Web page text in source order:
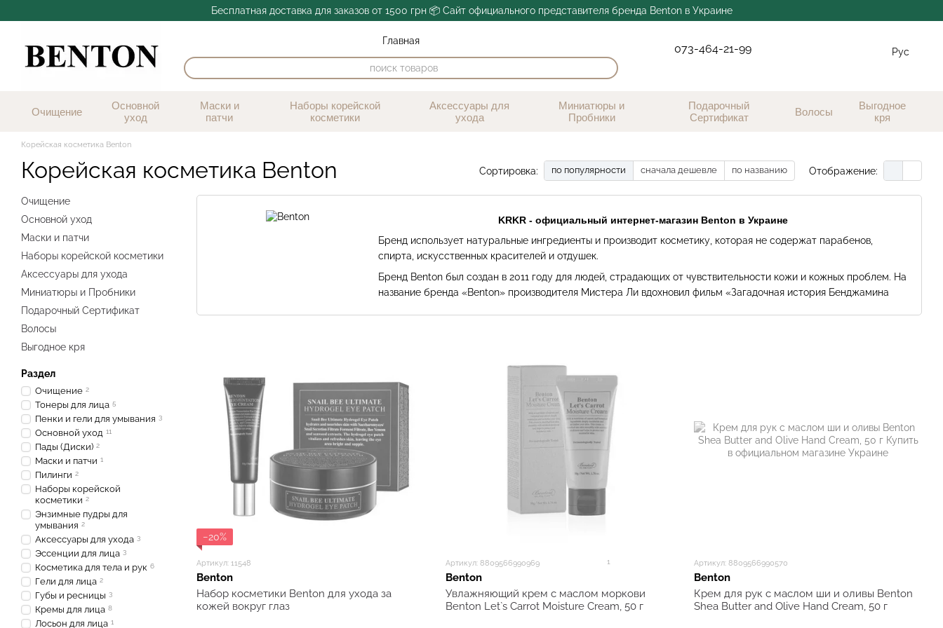
Бесплатная доставка для заказов от 1500 грн 📦 Сайт официального представителя бренда Benton в Украине
Главная
073-464-21-99 Рус
Очищение
Основной
уход
Маски и
патчи
Наборы корейской
косметики
Аксессуары для
ухода
Миниатюры и
Пробники
Подарочный
Сертификат
Волосы
Выгодное
кря
Корейская косметика Benton
Корейская косметика Benton Сортировка: по популярности сначала дешевле по названию Отображение:
KRKR - официальный интернет-магазин Benton в Украине
Бренд использует натуральные ингредиенты и производит косметику, которая не содержат парабенов,
спирта, искусственных красителей и отдушек.
Бренд Benton был создан в 2011 году для людей, страдающих от чувствительности кожи и кожных проблем. На
название бренда «Benton» производителя Мистера Ли вдохновил фильм «Загадочная история Бенджамина
«Каждый человек хочет быть красивым и молодым, так повернем время вспять с экологическими полезными
продуктами» — таков девиз Benton.
Vegan / Cruelty Free/ CPNP
Главное преимущество корейского бренда Benton - работающие и натуральные ингредиенты, качество
которых подтверждено международными сертификатами USDA и ECOCERT, GMP и FDA, CPNP и Cruelty free.
Международная сертификация продукции Benton:
хозяйства США USDA organic. Все требования получения сертификата USDA organic закреплены на
государственном уровне.
Сертификат USDA подтверждает отсутствие в косметике Benton химически синтезированных
−20%
Артикул: 11548
Benton
Набор косметики Benton для ухода за
кожей вокруг глаз
Артикул: 8809566990969 1
Benton
Увлажняющий крем с маслом моркови
Benton Let`s Carrot Moisture Cream, 50 г
Артикул: 8809566990570
Benton
Крем для рук с маслом ши и оливы Benton
Shea Butter and Olive Hand Cream, 50 г
Очищение
Основной уход
Маски и патчи
Наборы корейской косметики
Аксессуары для ухода
Миниатюры и Пробники
Подарочный Сертификат
Волосы
Выгодное кря
Раздел
Очищение 2
Тонеры для лица 5
Пенки и гели для умывания 3
Основной уход 11
Пады (Диски) 2
Маски и патчи 1
Пилинги 2
Наборы корейской
косметики 2
Энзимные пудры для
умывания 2
Аксессуары для ухода 3
Эссенции для лица 3
Косметика для тела и рук 6
Гели для лица 2
Губы и ресницы 3
Кремы для лица 8
Лосьон для лица 1